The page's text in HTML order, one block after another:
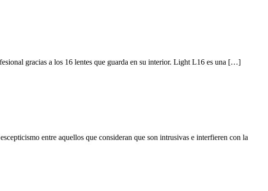
gracias a los 16 lentes que guarda en su interior. Light L16 es una […]
entre aquellos que consideran que son intrusivas e interfieren con la